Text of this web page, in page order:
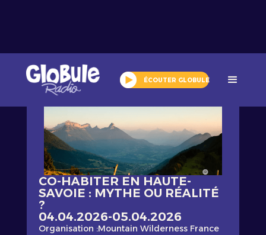
ÉCOUTER GLOBULE
Tout l'agenda
CO-HABITER EN HAUTE-
SAVOIE : MYTHE OU RÉALITÉ
?
04.04.2026-05.04.2026
Organisation :Mountain Wilderness France